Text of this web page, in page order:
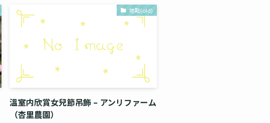
地點(old)
溫室内欣賞女兒節吊飾 – アンリファーム
（杏里農園）